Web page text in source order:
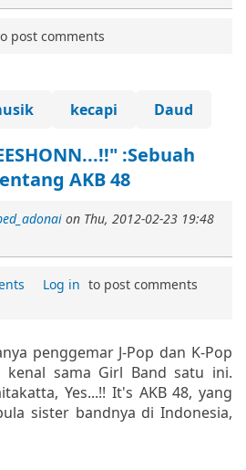
post comments
kecapi Daud
:Sebuah
AKB 48
on Thu, 2012-02-23 19:48
Log in to post comments
penggemar J-Pop dan K-Pop
kenal sama Girl Band satu ini.
Yes...!! It's AKB 48, yang
sister bandnya di Indonesia,